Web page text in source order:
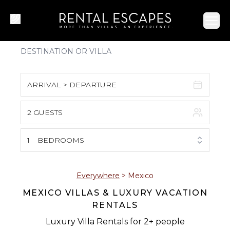
ARRIVAL > DEPARTURE
S M T W T F S
1
3 4 5 6 7
9 10 11 12 13 14 15
16 17 18 19 20 21 22
2 GUESTS
1 BEDROOMS
Everywhere > Mexico
MEXICO VILLAS & LUXURY VACATION
RENTALS
Luxury Villa Rentals for 2+ people